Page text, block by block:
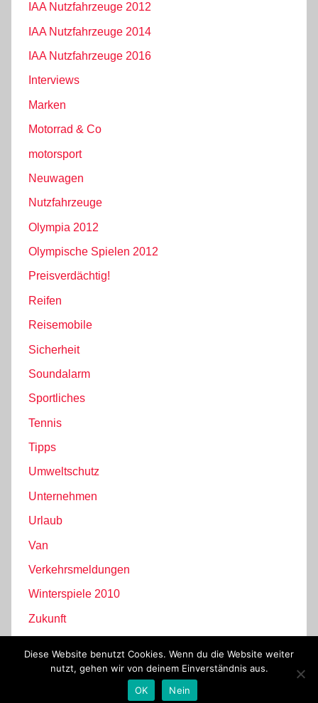
IAA Nutzfahrzeuge 2012
IAA Nutzfahrzeuge 2014
IAA Nutzfahrzeuge 2016
Interviews
Marken
Motorrad & Co
motorsport
Neuwagen
Nutzfahrzeuge
Olympia 2012
Olympische Spielen 2012
Preisverdächtig!
Reifen
Reisemobile
Sicherheit
Soundalarm
Sportliches
Tennis
Tipps
Umweltschutz
Unternehmen
Urlaub
Van
Verkehrsmeldungen
Winterspiele 2010
Zukunft
WordPress-Theme: Donovan von ThemeZee.
Diese Website benutzt Cookies. Wenn du die Website weiter
nutzt, gehen wir von deinem Einverständnis aus.
OK
Nein